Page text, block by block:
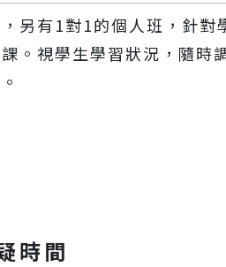
另有1對1的個人班，針對
。視學生學習狀況，隨時
時間